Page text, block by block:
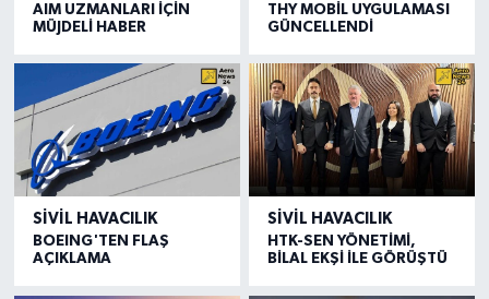
AIM UZMANLARI İÇİN
MÜJDELİ HABER
THY MOBİL UYGULAMASI
GÜNCELLENDİ
SIVIL HAVACILIK
BOEING'TEN FLAŞ
AÇIKLAMA
SIVIL HAVACILIK
HTK-SEN YÖNETİMİ,
BİLAL EKŞİ İLE GÖRÜŞTÜ